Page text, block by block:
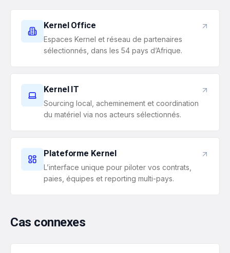
Kernel Office
Espaces Kernel et réseau de partenaires
sélectionnés, dans les 54 pays d’Afrique.
Kernel IT
Sourcing local, acheminement et coordination
du matériel via nos acteurs sélectionnés.
Plateforme Kernel
L’interface unique pour piloter vos contrats,
paies, équipes et reporting multi-pays.
Cas connexes